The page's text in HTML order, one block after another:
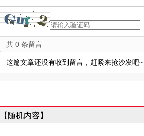
共 0 条留言
这篇文章还没有收到留言，赶紧来抢沙发吧~
【随机内容】